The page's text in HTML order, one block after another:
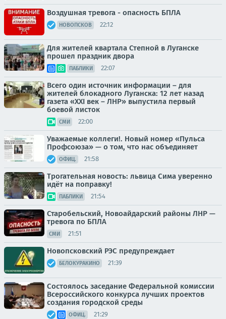
Воздушная тревога - опасность БПЛА
НОВОПСКОВ 22:12
Для жителей квартала Степной в Луганске
прошел праздник двора
ПАБЛИКИ 22:07
Всего один источник информации – для
жителей блокадного Луганска: 12 лет назад
газета «XXI век – ЛНР» выпустила первый
боевой листок
СМИ 22:00
Уважаемые коллеги!. Новый номер «Пульса
Профсоюза» — о том, что нас объединяет
ОФИЦ. 21:58
Трогательная новость: львица Сима уверенно
идёт на поправку!
ПАБЛИКИ 21:54
Старобельский, Новоайдарский районы ЛНР —
тревога по БПЛА
СМИ 21:51
Новопсковский РЭС предупреждает
БЕЛОКУРАКИНО 21:39
Состоялось заседание Федеральной комиссии
Всероссийского конкурса лучших проектов
создания городской среды
ОФИЦ. 21:29